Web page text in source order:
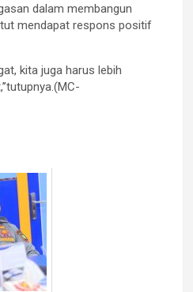
dalam membangun
mendapat respons positif
kita juga harus lebih